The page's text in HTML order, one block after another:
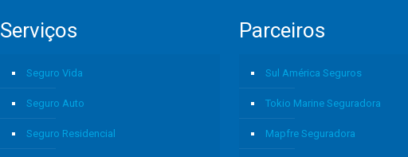
Serviços
Seguro Vida
Seguro Auto
Seguro Residencial
Parceiros
Sul América Seguros
Tokio Marine Seguradora
Mapfre Seguradora